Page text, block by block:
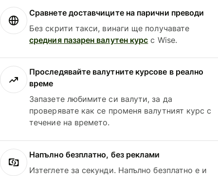
Сравнете доставчиците на парични преводи
Без скрити такси, винаги ще получавате
средния пазарен валутен курс с Wise.
Проследявайте валутните курсове в реално
време
Запазете любимите си валути, за да
проверявате как се променя валутният курс с
течение на времето.
Напълно безплатно, без реклами
Изтеглете за секунди. Напълно безплатно е и